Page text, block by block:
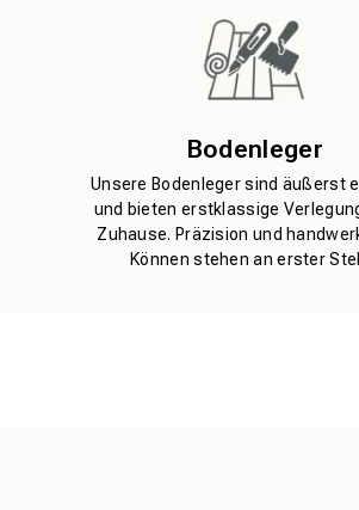
Bodenleger
Unsere Bodenleger sind äußerst
und bieten erstklassige
Zuhause. Präzision und
Können stehen an erster